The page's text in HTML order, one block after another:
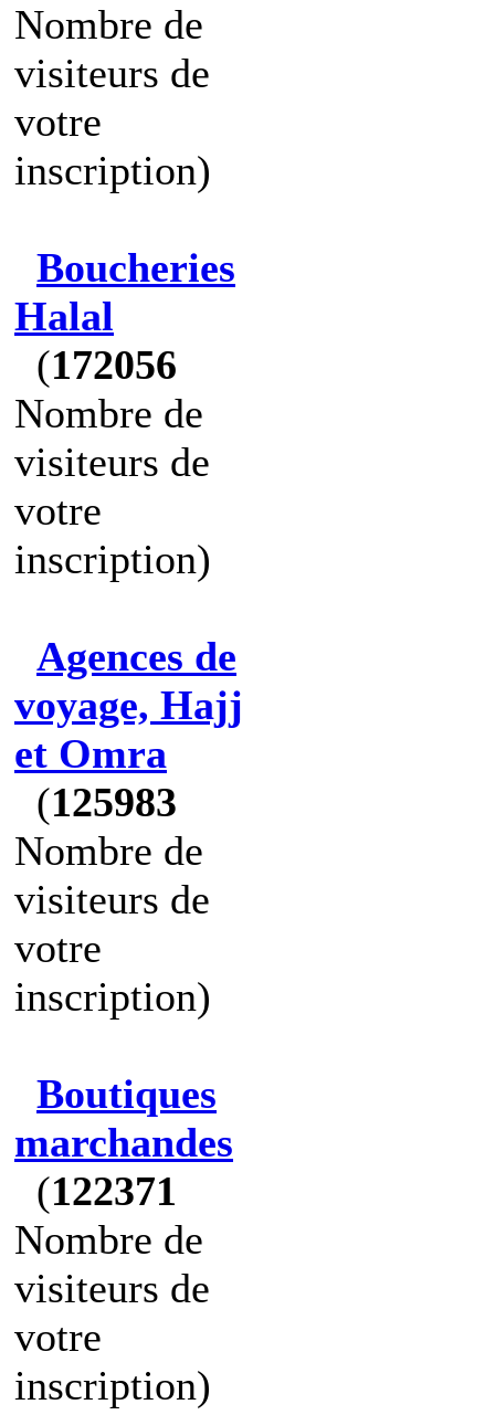
Nombre de
visiteurs de
votre
inscription)
Boucheries
Halal
(172056
Nombre de
visiteurs de
votre
inscription)
Agences de
voyage, Hajj
et Omra
(125983
Nombre de
visiteurs de
votre
inscription)
Boutiques
marchandes
(122371
Nombre de
visiteurs de
votre
inscription)